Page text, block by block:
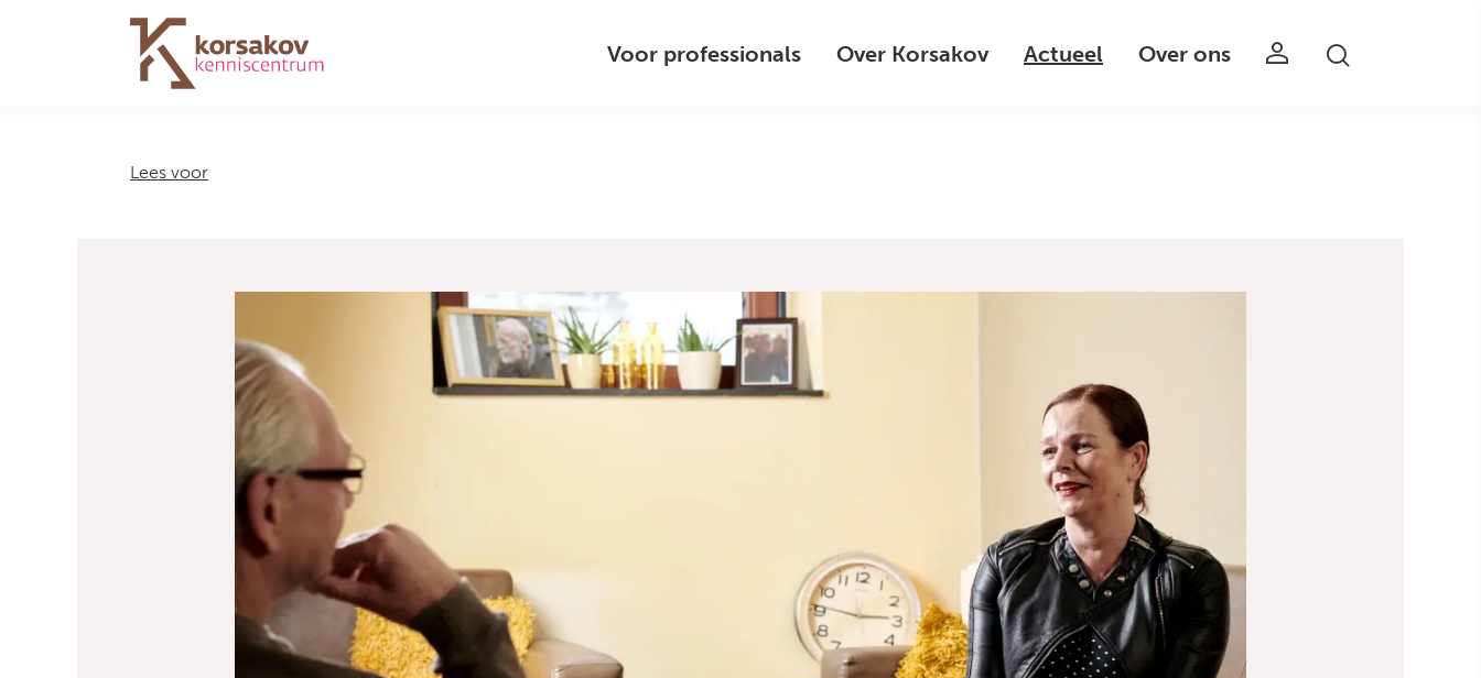
Navigation Voor professionals Over Korsakov Actueel Over ons
Lees voor